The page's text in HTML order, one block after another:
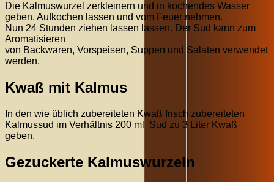
Die Kalmuswurzel zerkleinern und in kochendes Wasser
geben. Aufkochen lassen und vom Feuer nehmen.
Nun 24 Stunden ziehen lassen lassen. Der Sud kann zum
Aromatisieren
von Backwaren, Vorspeisen, Suppen und Salaten verwendet
werden.
Kwaß mit Kalmus
In den wie üblich zubereiteten Kwaß frisch zubereiteten
Kalmussud im Verhältnis 200 ml Sud zu 3 Liter Kwaß
geben.
Gezuckerte Kalmuswurzeln